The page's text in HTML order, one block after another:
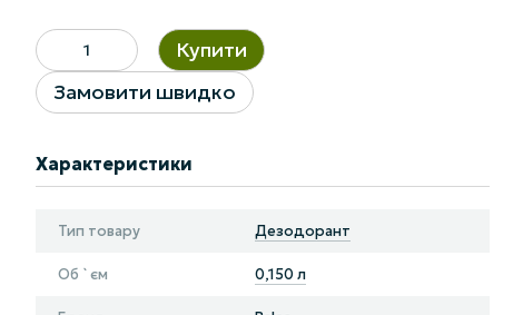
Купити
Замовити швидко
Характеристики
Тип товару Дезодорант
Об `єм 0,150 л